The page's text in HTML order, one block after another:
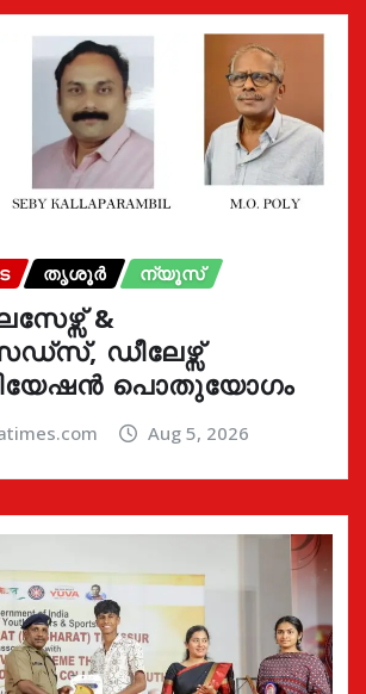
തൃശൂർ ന്യൂസ്
&
ഡീലേഴ്സ്
പൊതുയോഗം
Aug 5, 2026